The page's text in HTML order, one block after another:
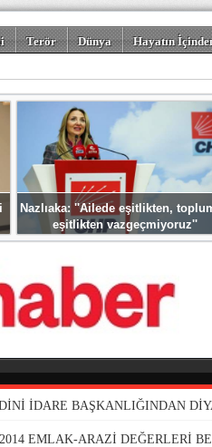
Terör Dünya Hayatın
Nazlıaka: ''Ailede eşitlikten,
eşitlikten vazgeçmiyoruz''
İDARE BAŞKANLIĞINDAN
EMLAK-ARAZİ DEĞERLERİ